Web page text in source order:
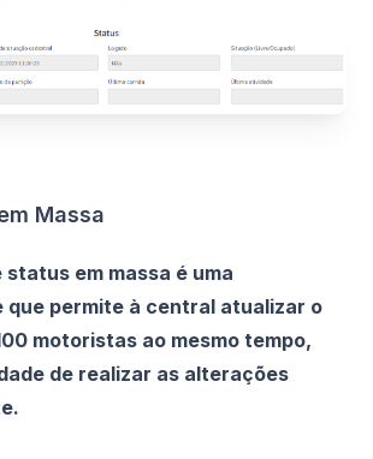
Massa
em massa é uma
que permite à central atualizar o
motoristas ao mesmo tempo,
de realizar as alterações